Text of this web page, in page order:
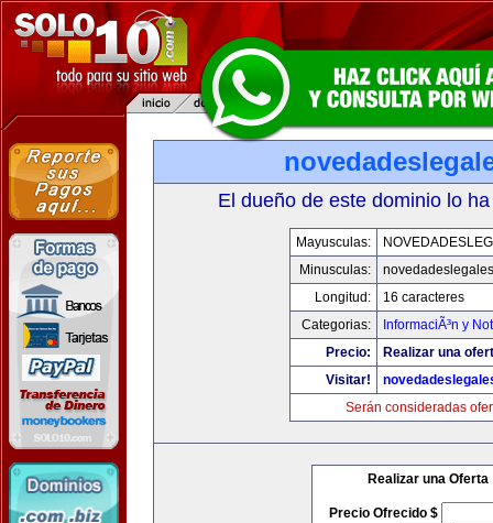
El dueño de este dominio lo
Mayusculas:
Minusculas:
Longitud:
16 caracteres
Categorias:
InformaciÃ³n y
Precio:
Realizar una
Visitar!
Serán consideradas
Realizar una Oferta
Precio Ofrecido $